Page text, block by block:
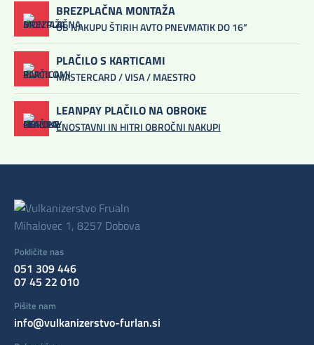
BREZPLAČNA MONTAŽA
OB NAKUPU ŠTIRIH AVTO PNEVMATIK DO 16”
PLAČILO S KARTICAMI
MASTERCARD / VISA / MAESTRO
LEANPAY PLAČILO NA OBROKE
ENOSTAVNI IN HITRI OBROČNI NAKUPI
Mihalovec 1, 8257 Dobova
Pokličite nas
051 309 446
07 45 22 010
Pišite nam
info@vulkanizerstvo-furlan.si